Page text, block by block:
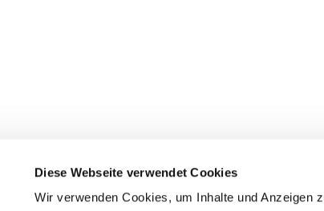
Diese Webseite verwendet Cookies
Wir verwenden Cookies, um Inhalte und Anzeigen
Evangelische